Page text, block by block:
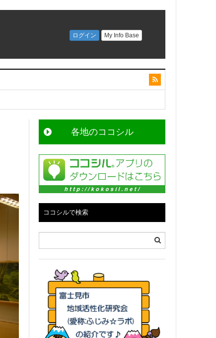
各地のココシル
ココシルで検索